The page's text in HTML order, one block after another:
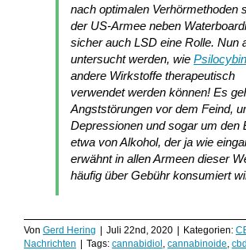
nach optimalen Verhörmethoden
der US-Armee neben
sicher auch LSD eine Rolle. Nun
untersucht werden, wie Psilocybin
andere Wirkstoffe therapeutisch
verwendet werden können! Es
Angststörungen vor dem Feind,
Depressionen und sogar um den
etwa von Alkohol, der ja wie
erwähnt in allen Armeen dieser
häufig über Gebühr konsumiert
Von Gerd Hering | Juli 22nd, 2020 | Kategorien:
Nachrichten | Tags: cannabidiol, cannabinoide, cbd